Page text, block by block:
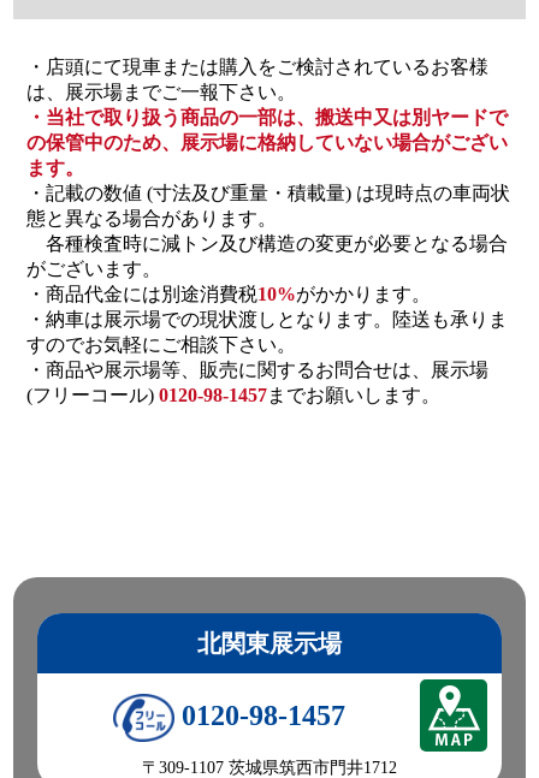
・店頭にて現車または購入をご検討されているお客様
は、展示場までご一報下さい。
・当社で取り扱う商品の一部は、搬送中又は別ヤードで
の保管中のため、展示場に格納していない場合がござい
ます。
・記載の数値 (寸法及び重量・積載量) は現時点の車両状
態と異なる場合があります。
各種検査時に減トン及び構造の変更が必要となる場合
がございます。
・商品代金には別途消費税10%がかかります。
・納車は展示場での現状渡しとなります。陸送も承りま
すのでお気軽にご相談下さい。
・商品や展示場等、販売に関するお問合せは、展示場
(フリーコール) 0120-98-1457までお願いします。
北関東展示場
0120-98-1457
〒309-1107 茨城県筑西市門井1712